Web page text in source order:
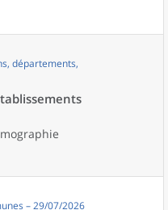
départements,
– 29/07/2026